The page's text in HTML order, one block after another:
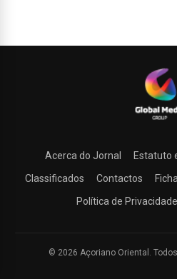
Acerca do Jornal Estatuto
Classificados
Contactos
Política de Privacidade
© 2026 Açoriano Oriental.